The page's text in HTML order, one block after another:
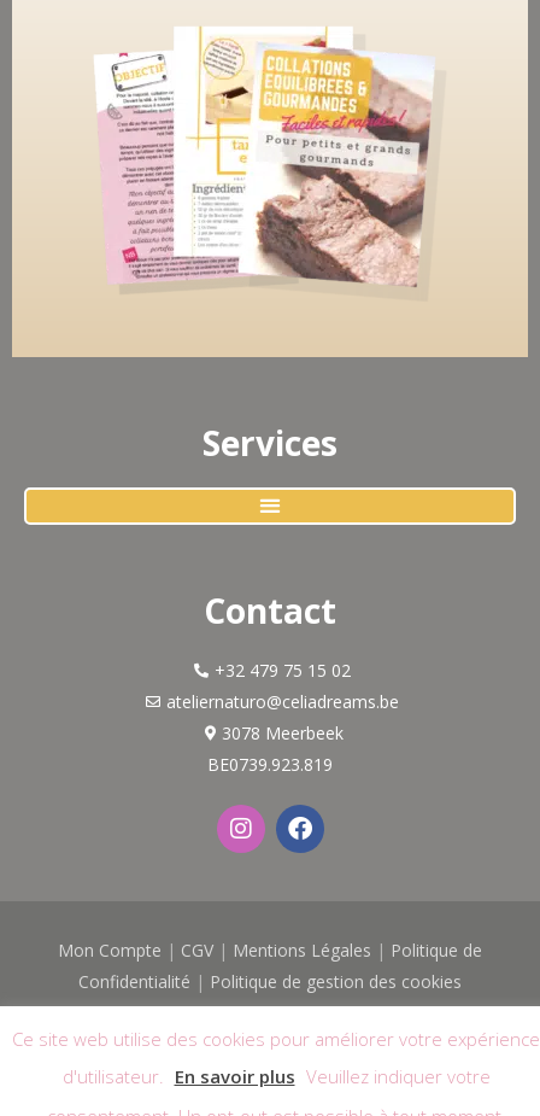
Services
Contact
+32 479 75 15 02
ateliernaturo@celiadreams.be
3078 Meerbeek
BE0739.923.819
I
n
s
r
a
m
F
a
c
o
k
Mon Compte | CGV | Mentions Légales | Politique de
Confidentialité | Politique de gestion des cookies
© 2026 Célia Dreams - Atelier Naturo
| Tous droits réservés |
Ce site web utilise des cookies pour améliorer votre expérience
d'utilisateur. En savoir plus Veuillez indiquer votre